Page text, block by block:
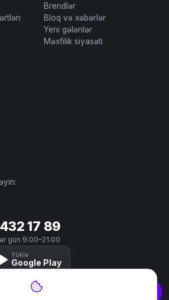
Brendlər
Bloq və xəbərlər
Yeni gələnlər
Məxfilik siyasəti
17 89
gün 9:00–21:00
Yüklə
Google Play